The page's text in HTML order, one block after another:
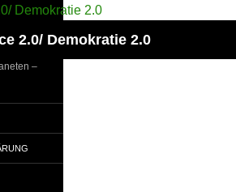
2.0/ Demokratie 2.0
–